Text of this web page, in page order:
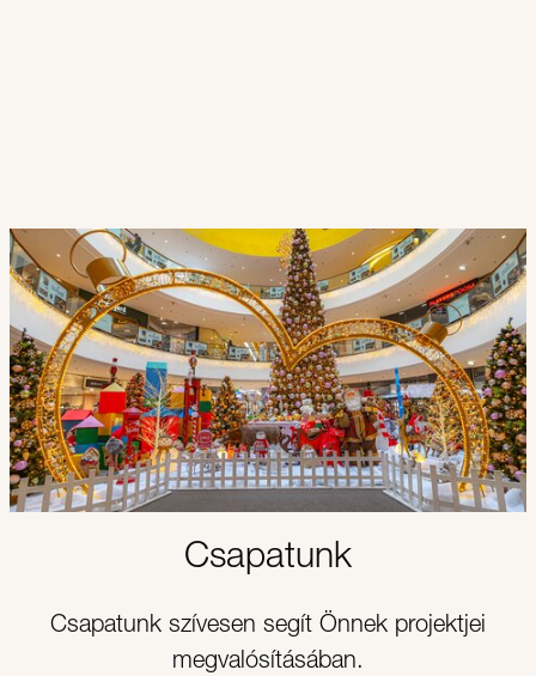
Lépjen kapcsolatba velünk
Várjuk, hogy termékeinkkel és kreatív
koncepcióinkkal igazi világítási élménnyé
varázsoljuk az Ön helyszínét.
Csapatunk
Csapatunk szívesen segít Önnek projektjei
megvalósításában.